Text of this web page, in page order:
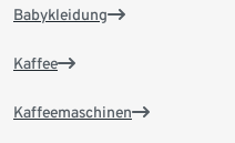
Babykleidung
Kaffee
Kaffeemaschinen